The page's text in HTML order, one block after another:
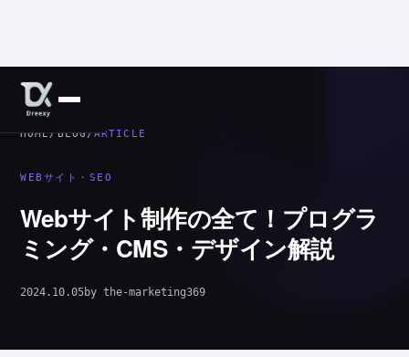
HOME/BLOG/ARTICLE
WEBサイト・SEO
Webサイト制作の全て！プログラ
ミング・CMS・デザイン解説
2024.10.05by the-marketing369